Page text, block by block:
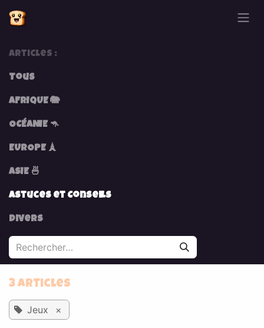
Articles :
Tous
AFRIQUE 🐘
OCÉANIE 🦘
EUROPE 🗼
ASIE 🍜
Astuces et Conseils
Divers
3 Articles
Jeux ×